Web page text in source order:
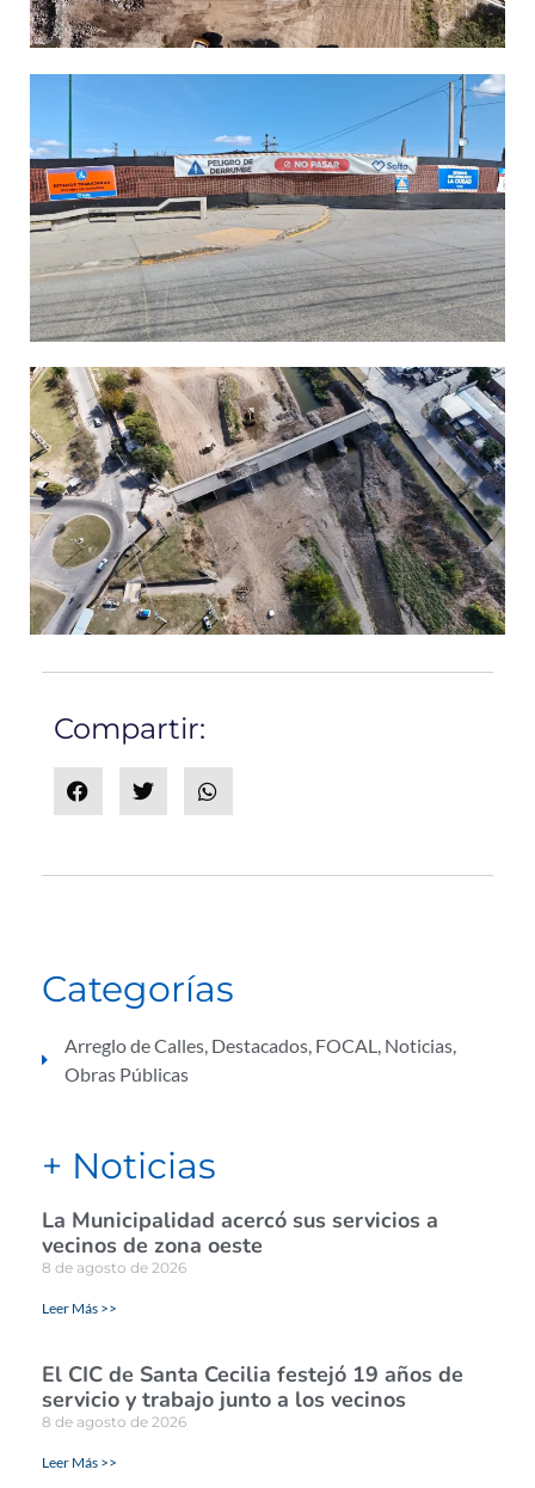
Compartir:
Categorías
Arreglo de Calles, Destacados, FOCAL, Noticias,
Obras Públicas
+ Noticias
La Municipalidad acercó sus servicios a
vecinos de zona oeste
8 de agosto de 2026
Leer Más >>
El CIC de Santa Cecilia festejó 19 años de
servicio y trabajo junto a los vecinos
8 de agosto de 2026
Leer Más >>